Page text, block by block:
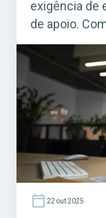
exigência de
de apoio.
concursos
empresas
porta de
agora o
como
22 out 2025